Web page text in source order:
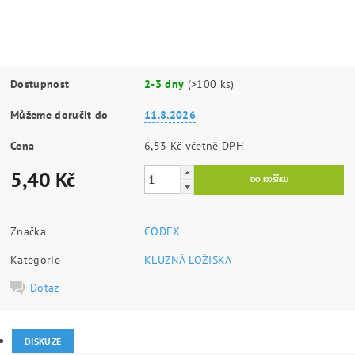
Dostupnost 2-3 dny (>100 ks)
Můžeme doručit do 11.8.2026
Cena 6,53 Kč včetně DPH
5,40 Kč
Značka
CODEX
Kategorie
KLUZNÁ LOŽISKA
Dotaz
DISKUZE